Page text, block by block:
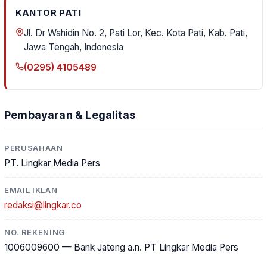
KANTOR PATI
Jl. Dr Wahidin No. 2, Pati Lor, Kec. Kota Pati, Kab. Pati,
Jawa Tengah, Indonesia
(0295) 4105489
Pembayaran & Legalitas
PERUSAHAAN
PT. Lingkar Media Pers
EMAIL IKLAN
redaksi@lingkar.co
NO. REKENING
1006009600 — Bank Jateng a.n. PT Lingkar Media Pers